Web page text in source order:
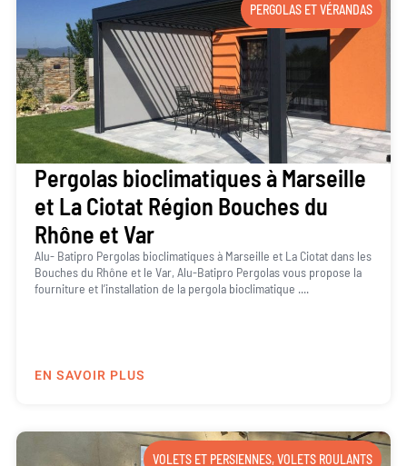
PERGOLAS ET VÉRANDAS
Pergolas bioclimatiques à Marseille
et La Ciotat Région Bouches du
Rhône et Var
Alu- Batipro Pergolas bioclimatiques à Marseille et La Ciotat dans les
Bouches du Rhône et le Var, Alu-Batipro Pergolas vous propose la
fourniture et l’installation de la pergola bioclimatique ....
EN SAVOIR PLUS
VOLETS ET PERSIENNES,VOLETS ROULANTS